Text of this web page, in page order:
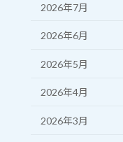
2026年7月
2026年6月
2026年5月
2026年4月
2026年3月